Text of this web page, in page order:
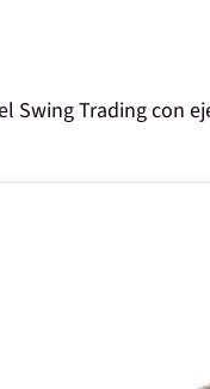
Swing Trading con